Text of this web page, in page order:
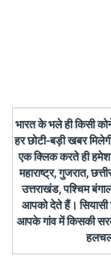
भारत के भले ही किसी
हर छोटी-बड़ी खबर
एक क्लिक करते ही
महाराष्ट्र, गुजरात,
उत्तराखंड, पश्चिम
आपको देते हैं। सियासी
आपके गांव में किसकी
हलचल